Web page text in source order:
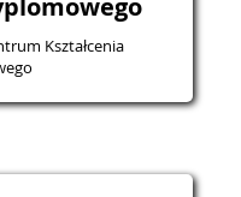
Kształcenia